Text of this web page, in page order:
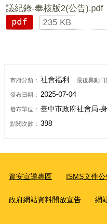
議紀錄-奉核版2(公告).pdf
pdf
235 KB
市府分類： 社會福利 最後異動日
發布日期： 2025-07-04
發布單位： 臺中市政府社會局‧
點閱次數： 398
資安宣導專區 ISMS文件公
政府網站資料開放宣告 網